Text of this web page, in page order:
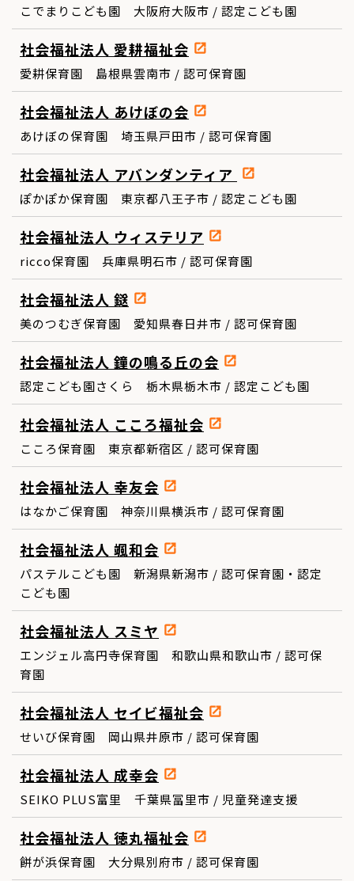
こでまりこども園 大阪府大阪市 / 認定こども園
社会福祉法人 愛耕福祉会
愛耕保育園 島根県雲南市 / 認可保育園
社会福祉法人 あけぼの会
あけぼの保育園 埼玉県戸田市 / 認可保育園
社会福祉法人 アバンダンティア
ぽかぽか保育園 東京都八王子市 / 認定こども園
社会福祉法人 ウィステリア
ricco保育園 兵庫県明石市 / 認可保育園
社会福祉法人 鎹
美のつむぎ保育園 愛知県春日井市 / 認可保育園
社会福祉法人 鐘の鳴る丘の会
認定こども園さくら 栃木県栃木市 / 認定こども園
社会福祉法人 こころ福祉会
こころ保育園 東京都新宿区 / 認可保育園
社会福祉法人 幸友会
はなかご保育園 神奈川県横浜市 / 認可保育園
社会福祉法人 颯和会
パステルこども園 新潟県新潟市 / 認可保育園・認定
こども園
社会福祉法人 スミヤ
エンジェル高円寺保育園 和歌山県和歌山市 / 認可保
育園
社会福祉法人 セイビ福祉会
せいび保育園 岡山県井原市 / 認可保育園
社会福祉法人 成幸会
SEIKO PLUS富里 千葉県冨里市 / 児童発達支援
社会福祉法人 徳丸福祉会
餅が浜保育園 大分県別府市 / 認可保育園